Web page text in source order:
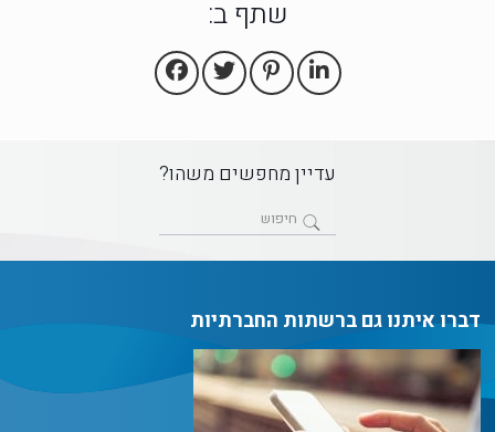
שתף ב:
עדיין מחפשים משהו?
דברו איתנו גם ברשתות החברתיות